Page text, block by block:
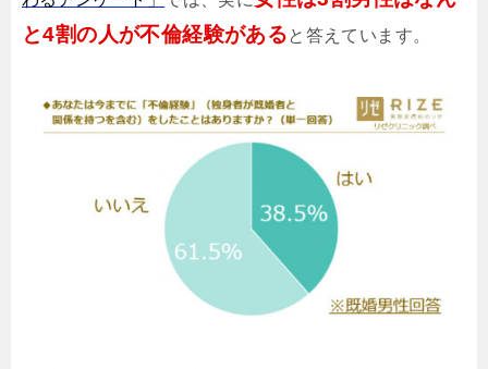
と4割の人が不倫経験があると答えています。